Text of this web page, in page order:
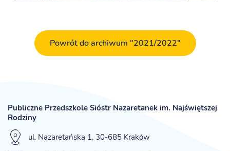
Powrót do archiwum "2021/2022"
Publiczne Przedszkole Sióstr Nazaretanek im. Najświętszej
Rodziny
ul. Nazaretańska 1, 30-685 Kraków